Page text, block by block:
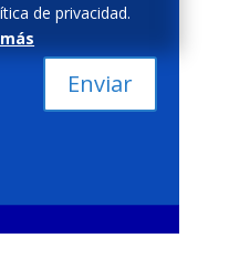
de privacidad.
Enviar